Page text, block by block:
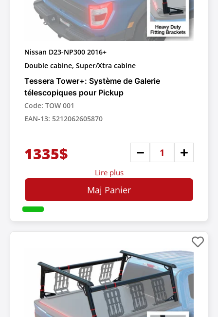
Nissan D23-NP300 2016+
Double cabine, Super/Xtra cabine
Tessera Tower+: Système de Galerie
télescopiques pour Pickup
Code: TOW 001
EAN-13: 5212062605870
1335$
Lire plus
Maj Panier